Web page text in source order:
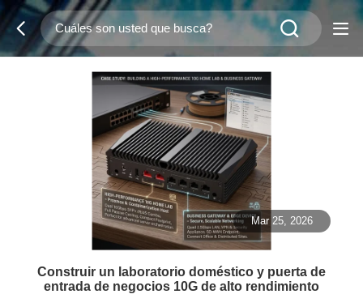
Mar 25, 2026
Construir un laboratorio doméstico y puerta de
entrada de negocios 10G de alto rendimiento